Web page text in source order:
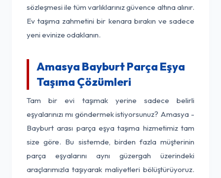
sözleşmesi ile tüm varlıklarınız güvence altına alınır.
Ev taşıma zahmetini bir kenara bırakın ve sadece
yeni evinize odaklanın.
Amasya Bayburt Parça Eşya
Taşıma Çözümleri
Tam bir evi taşımak yerine sadece belirli
eşyalarınızı mı göndermek istiyorsunuz? Amasya -
Bayburt arası parça eşya taşıma hizmetimiz tam
size göre. Bu sistemde, birden fazla müşterinin
parça eşyalarını aynı güzergah üzerindeki
araçlarımızla taşıyarak maliyetleri bölüştürüyoruz.